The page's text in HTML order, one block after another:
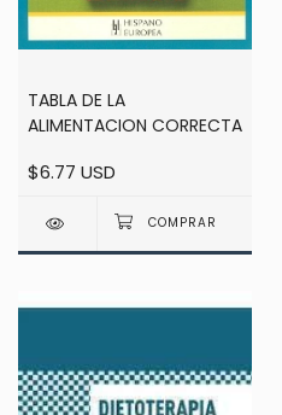
TABLA DE LA
ALIMENTACION CORRECTA
$6.77 USD